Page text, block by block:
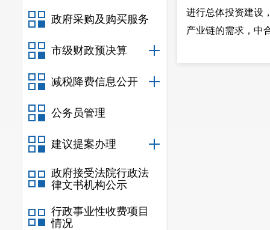
政府采购及购买服务
市级财政预决算
减税降费信息公开
公务员管理
建议提案办理
政府接受法院行政法
律文书机构公示
行政事业性收费项目
情况
进行总体投资建设
产业链的需求，中
市人民政府的工作